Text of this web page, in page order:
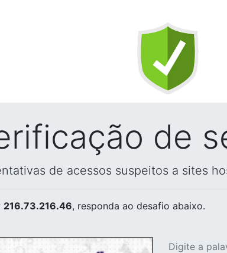
de
de acessos suspeitos a sites
216.73.216.46, responda ao desafio abaixo.
Digite a